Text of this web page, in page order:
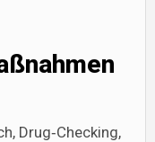
Drug‑Checking,